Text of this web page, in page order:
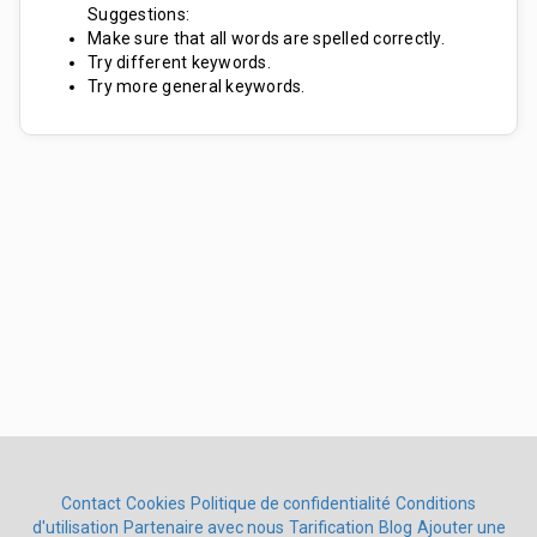
Suggestions:
Make sure that all words are spelled correctly.
Try different keywords.
Try more general keywords.
Contact Cookies Politique de confidentialité Conditions
d'utilisation Partenaire avec nous Tarification Blog Ajouter une